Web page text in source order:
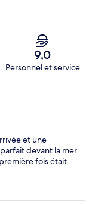
9,0
Personnel et service
et une
devant la mer
fois était